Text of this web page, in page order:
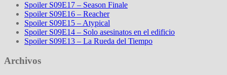
Spoiler S09E17 – Season Finale
Spoiler S09E16 – Reacher
Spoiler S09E15 – Atypical
Spoiler S09E14 – Solo asesinatos en el edificio
Spoiler S09E13 – La Rueda del Tiempo
Archivos